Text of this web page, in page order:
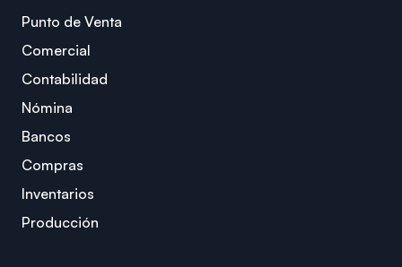
Punto de Venta
Comercial
Contabilidad
Nómina
Bancos
Compras
Inventarios
Producción